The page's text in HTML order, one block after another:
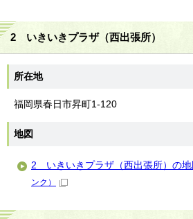
2 いきいきプラザ（西出張所）
所在地
福岡県春日市昇町1-120
地図
2 いきいきプラザ（西出張所）の地
ンク）